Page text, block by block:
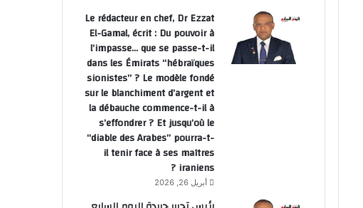
Le rédacteur en chef, Dr Ezzat
El-Gamal, écrit : Du pouvoir à
l’impasse… que se passe-t-il
dans les Émirats “hébraïques
sionistes” ? Le modèle fondé
sur le blanchiment d’argent et
la débauche commence-t-il à
s’effondrer ? Et jusqu’où le
“diable des Arabes” pourra-t-
il tenir face à ses maîtres
iraniens ?
أبريل 26, 2026